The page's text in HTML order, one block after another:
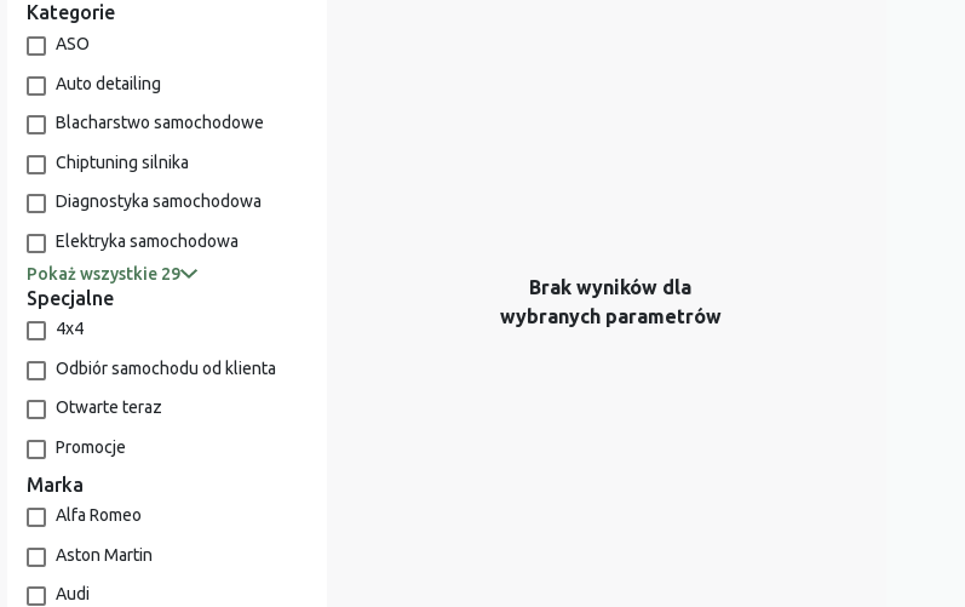
Kategorie
ASO
Auto detailing
Blacharstwo samochodowe
Chiptuning silnika
Diagnostyka samochodowa
Elektryka samochodowa
Pokaż wszystkie 29
Specjalne
4x4
Odbiór samochodu od klienta
Otwarte teraz
Promocje
Marka
Alfa Romeo
Aston Martin
Audi
Brak wyników dla
wybranych parametrów